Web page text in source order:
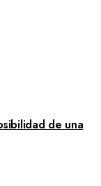
de una